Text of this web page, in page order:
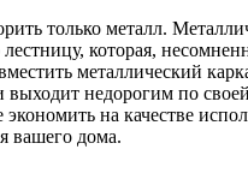
только металл.
которая,
металлический
недорогим по
экономить на качестве
вашего дома.